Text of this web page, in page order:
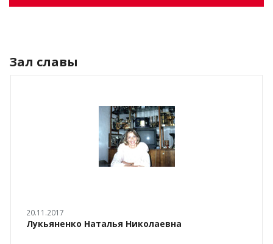
Зал славы
20.11.2017
Лукьяненко Наталья Николаевна